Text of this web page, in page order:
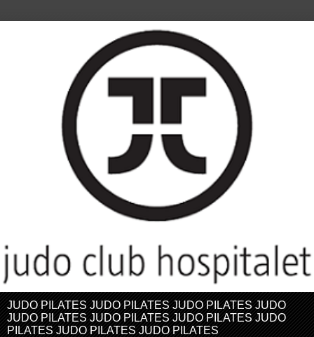
JUDO PILATES JUDO PILATES JUDO PILATES JUDO
JUDO PILATES JUDO PILATES JUDO PILATES JUDO
PILATES JUDO PILATES JUDO PILATES